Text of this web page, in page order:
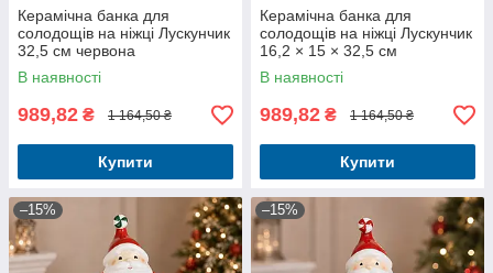
Керамічна банка для
солодощів на ніжці Лускунчик
32,5 см червона
В наявності
989,82 ₴ 1 164,50 ₴
Купити
Керамічна банка для
солодощів на ніжці Лускунчик
16,2 × 15 × 32,5 см
В наявності
989,82 ₴ 1 164,50 ₴
Купити
–15% –15%